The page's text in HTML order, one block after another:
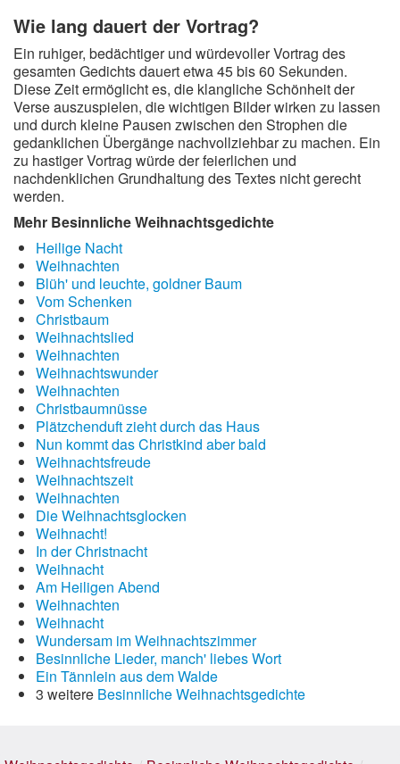
Wie lang dauert der Vortrag?
Ein ruhiger, bedächtiger und würdevoller Vortrag des
gesamten Gedichts dauert etwa 45 bis 60 Sekunden.
Diese Zeit ermöglicht es, die klangliche Schönheit der
Verse auszuspielen, die wichtigen Bilder wirken zu lassen
und durch kleine Pausen zwischen den Strophen die
gedanklichen Übergänge nachvollziehbar zu machen. Ein
zu hastiger Vortrag würde der feierlichen und
nachdenklichen Grundhaltung des Textes nicht gerecht
werden.
Mehr Besinnliche Weihnachtsgedichte
Heilige Nacht
Weihnachten
Blüh' und leuchte, goldner Baum
Vom Schenken
Christbaum
Weihnachtslied
Weihnachten
Weihnachtswunder
Weihnachten
Christbaumnüsse
Plätzchenduft zieht durch das Haus
Nun kommt das Christkind aber bald
Weihnachtsfreude
Weihnachtszeit
Weihnachten
Die Weihnachtsglocken
Weihnacht!
In der Christnacht
Weihnacht
Am Heiligen Abend
Weihnachten
Weihnacht
Wundersam im Weihnachtszimmer
Besinnliche Lieder, manch' liebes Wort
Ein Tännlein aus dem Walde
3 weitere Besinnliche Weihnachtsgedichte